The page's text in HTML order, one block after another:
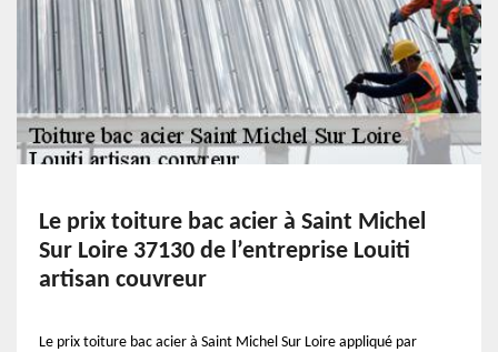
Le prix toiture bac acier à Saint Michel
Sur Loire 37130 de l’entreprise Louiti
artisan couvreur
Le prix toiture bac acier à Saint Michel Sur Loire appliqué par